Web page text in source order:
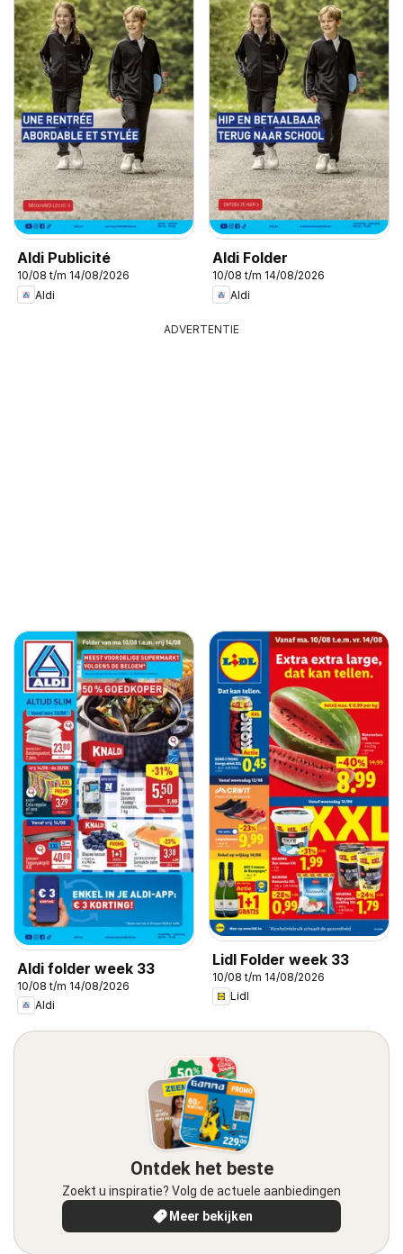
Aldi Publicité
10/08 t/m 14/08/2026
Aldi
Aldi Folder
10/08 t/m 14/08/2026
Aldi
ADVERTENTIE
Aldi folder week 33
10/08 t/m 14/08/2026
Aldi
Lidl Folder week 33
10/08 t/m 14/08/2026
Lidl
Ontdek het beste
Zoekt u inspiratie? Volg de actuele aanbiedingen
Meer bekijken